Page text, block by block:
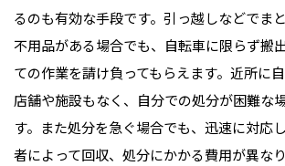
るのも有効な手段です。引っ越しなどでま
不用品がある場合でも、自転車に限らず搬
ての作業を請け負ってもらえます。近所に
店舗や施設もなく、自分での処分が困難な
す。また処分を急ぐ場合でも、迅速に対応
者によって回収、処分にかかる費用が異な